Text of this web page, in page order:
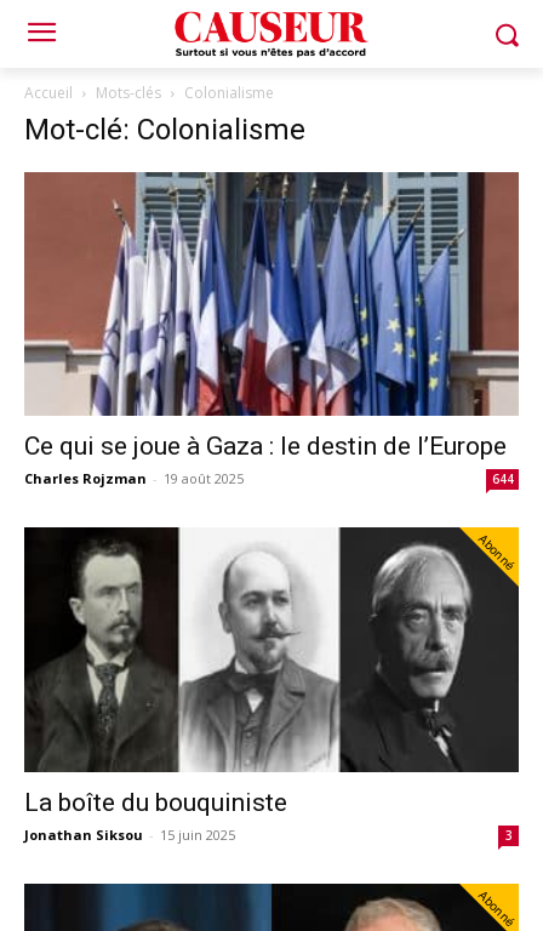
Accueil Mots-clés Colonialisme
Mot-clé: Colonialisme
Ce qui se joue à Gaza : le destin de l’Europe
Charles Rojzman - 19 août 2025 644
Abonné
La boîte du bouquiniste
Jonathan Siksou - 15 juin 2025 3
Abonné